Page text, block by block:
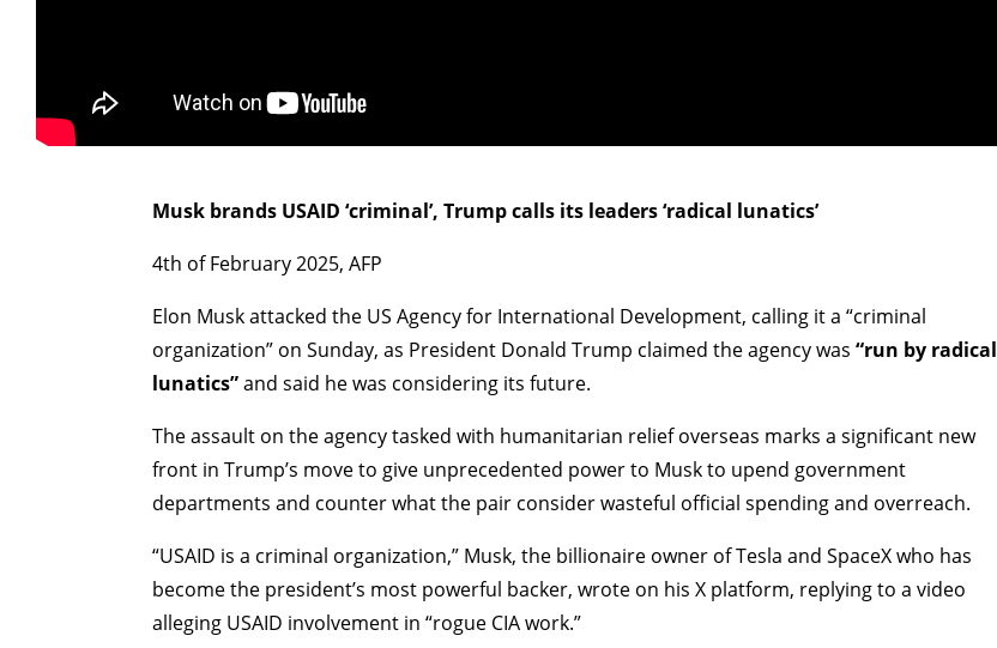
Musk brands USAID ‘criminal’, Trump calls its leaders ‘radical lunatics’
4th of February 2025, AFP
Elon Musk attacked the US Agency for International Development, calling it a “criminal
organization” on Sunday, as President Donald Trump claimed the agency was “run by radical
lunatics”and said he was considering its future.
The assault on the agency tasked with humanitarian relief overseas marks a significant new
front in Trump’s move to give unprecedented power to Musk to upend government
departments and counter what the pair consider wasteful official spending and overreach.
“USAID is a criminal organization,” Musk, the billionaire owner of Tesla and SpaceX who has
become the president’s most powerful backer, wrote on his X platform, replying to a video
alleging USAID involvement in “rogue CIA work.”